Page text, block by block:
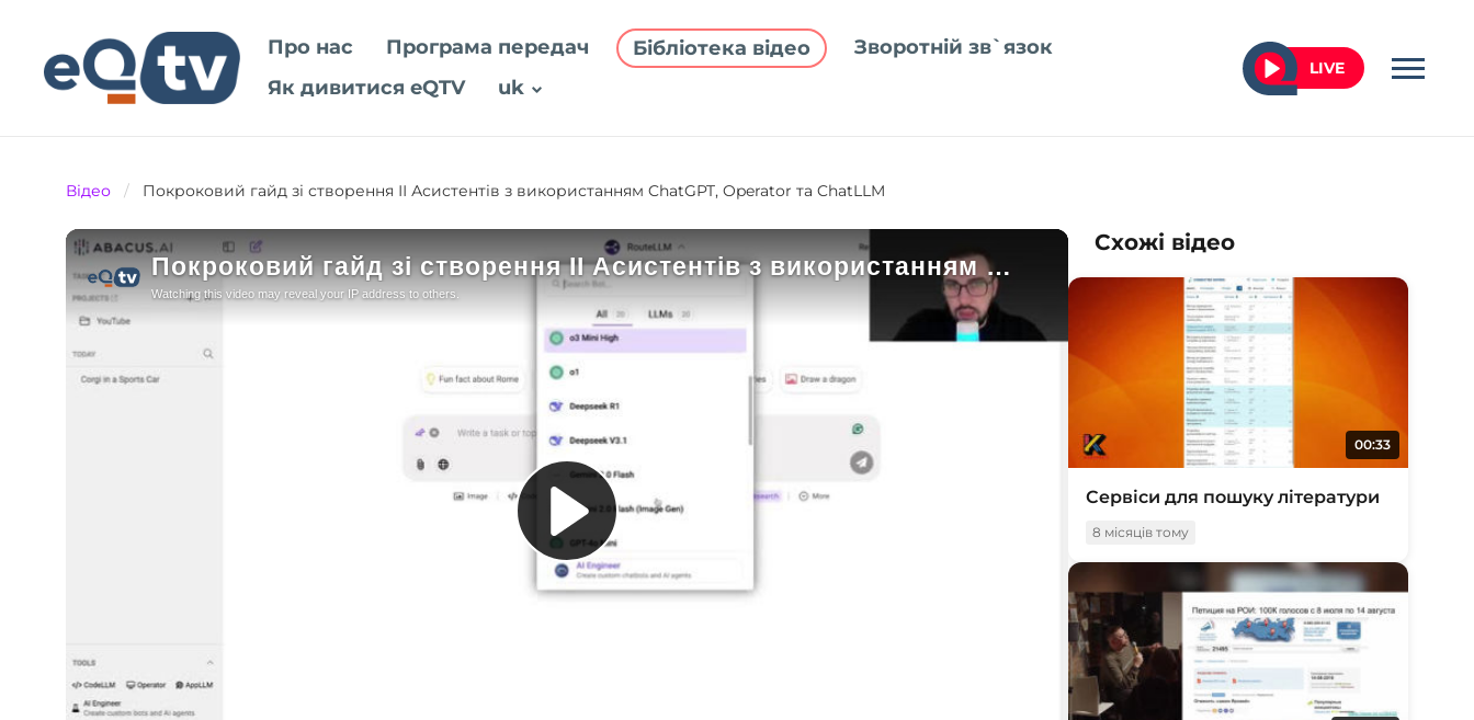
Про нас Програма передач Бібліотека відео
Зворотній зв`язок
Як дивитися eQTV
uk
LIVE
Відео / Покроковий гайд зі створення ІІ Асистентів з використанням ChatGPT, Operator та ChatLLM
Схожі відео
00:33
Сервіси для пошуку літератури
8 місяців тому